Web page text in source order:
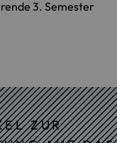
3. Semester
ZUR